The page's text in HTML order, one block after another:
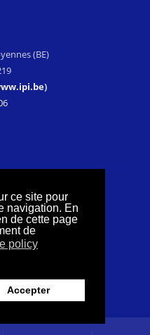
ce site pour
navigation. En
de cette page
de
policy
Accepter
(BE)
)